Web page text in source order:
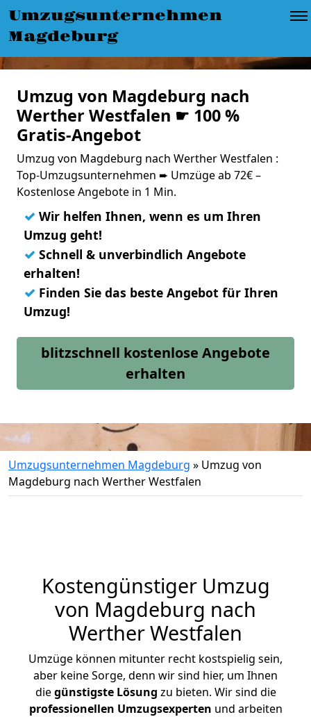
Umzugsunternehmen
Magdeburg
Umzug von Magdeburg nach
Werther Westfalen ☛ 100 %
Gratis-Angebot
Umzug von Magdeburg nach Werther Westfalen :
Top-Umzugsunternehmen ➨ Umzüge ab 72€ –
Kostenlose Angebote in 1 Min.
✓ Wir helfen Ihnen, wenn es um Ihren
Umzug geht!
✓ Schnell & unverbindlich Angebote
erhalten!
✓ Finden Sie das beste Angebot für Ihren
Umzug!
blitzschnell kostenlose Angebote
erhalten
Umzugsunternehmen Magdeburg » Umzug von
Magdeburg nach Werther Westfalen
Kostengünstiger Umzug
von Magdeburg nach
Werther Westfalen
Umzüge können mitunter recht kostspielig sein,
aber keine Sorge, denn wir sind hier, um Ihnen
diegünstigste Lösung zu bieten. Wir sind die
professionellen Umzugsexperten und arbeiten